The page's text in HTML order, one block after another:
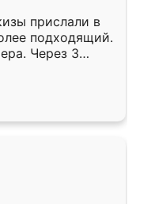
прислали в
подходящий.
Через 3
Остались
Ренессанс